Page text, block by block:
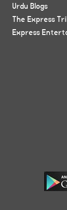
Urdu Blogs
The Express
Express